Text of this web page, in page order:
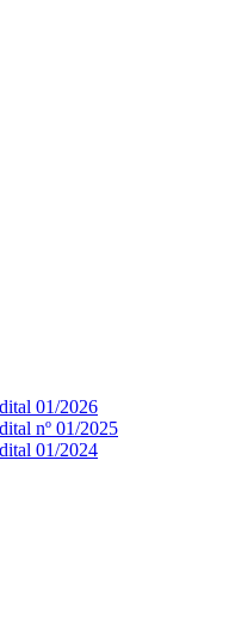
01/2026
nº 01/2025
01/2024